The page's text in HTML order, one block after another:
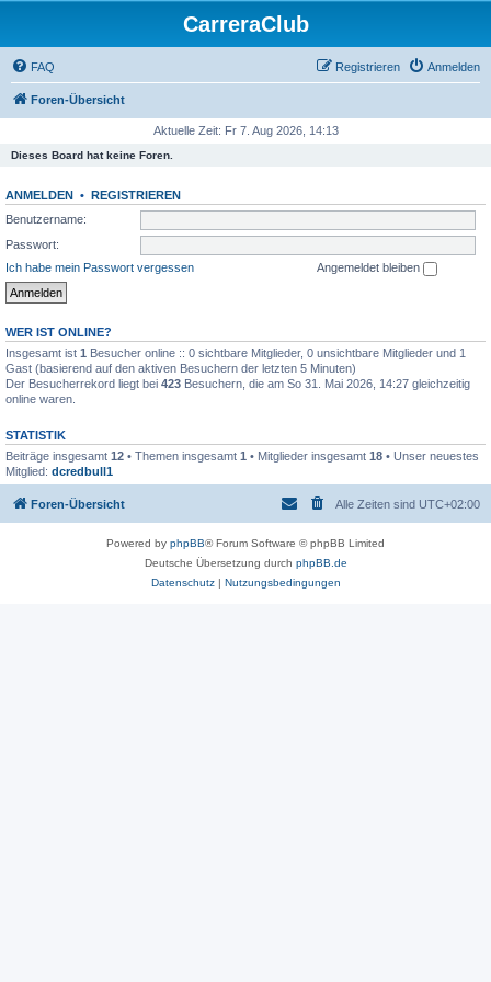
CarreraClub
FAQ Anmelden
Registrieren
Foren-Übersicht
Aktuelle Zeit: Fr 7. Aug 2026, 14:13
Dieses Board hat keine Foren.
ANMELDEN • REGISTRIEREN
Benutzername:
Passwort:
Ich habe mein Passwort vergessen
Angemeldet bleiben
WER IST ONLINE?
Insgesamt ist 1 Besucher online :: 0 sichtbare Mitglieder, 0 unsichtbare Mitglieder und 1
Gast (basierend auf den aktiven Besuchern der letzten 5 Minuten)
Der Besucherrekord liegt bei 423 Besuchern, die am So 31. Mai 2026, 14:27 gleichzeitig
online waren.
STATISTIK
Beiträge insgesamt 12 • Themen insgesamt 1 • Mitglieder insgesamt 18 • Unser neuestes
Mitglied: dcredbull1
Foren-Übersicht Alle Zeiten sind UTC+02:00
Powered by phpBB® Forum Software © phpBB Limited
Deutsche Übersetzung durch phpBB.de
Datenschutz| Nutzungsbedingungen